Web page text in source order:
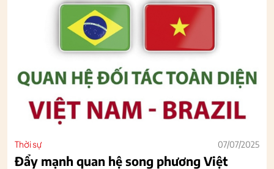
Thời sự 07/07/2025
Đẩy mạnh quan hệ song phương Việt